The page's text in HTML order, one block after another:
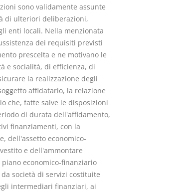
sono validamente assunte
di ulteriori deliberazioni,
enti locali. Nella menzionata
dei requisiti previsti
prescelta e ne motivano le
e socialità, di efficienza, di
la realizzazione degli
affidatario, la relazione
che, fatte salve le disposizioni
di durata dell'affidamento,
finanziamenti, con la
dell'assetto economico-
e dell'ammontare
economico-finanziario
società di servizi costituite
intermediari finanziari, ai